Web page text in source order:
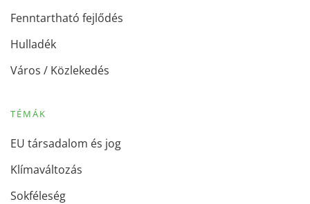
Fenntartható fejlődés
Hulladék
Város / Közlekedés
TÉMÁK
EU társadalom és jog
Klímaváltozás
Sokféleség